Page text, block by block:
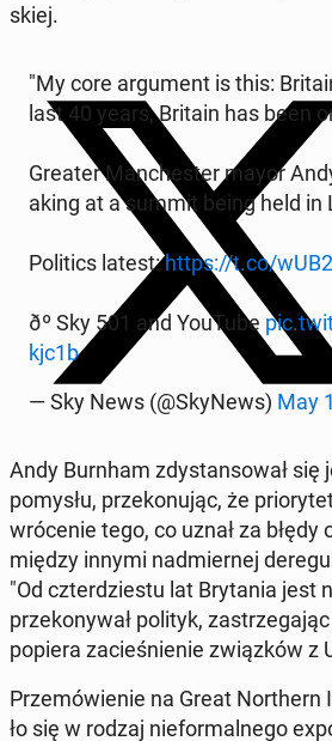
skiej.
"My core ar­gu­ment is this:
last 40 years, Britain has been
Greater Man­che­ster mayor
aking at a summit being held in
Po­li­tics latest:https://t.co/
ðº Sky 501 and YouTube
kjc1b
— Sky News (@SkyNews) May
Andy Burnham zdy­stan­so­wał się
pomysłu, prze­ko­nu­jąc, że
wró­ce­nie tego, co uznał za błędy
między innymi nad­mier­nej
"Od czter­dzie­stu lat Bry­ta­nia jest
prze­ko­ny­wał polityk,
popiera za­cie­śnie­nie związ­ków z
Prze­mó­wie­nie na Great
ło się w rodzaj nie­for­mal­ne­go